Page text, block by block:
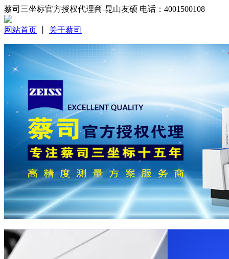
蔡司三坐标官方授权代理商-昆山友硕 电话：4001500108
网站首页 关于蔡司